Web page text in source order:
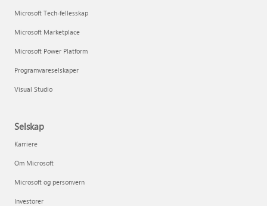
Microsoft Tech-fellesskap
Microsoft Marketplace
Microsoft Power Platform
Programvareselskaper
Visual Studio
Selskap
Karriere
Om Microsoft
Microsoft og personvern
Investorer